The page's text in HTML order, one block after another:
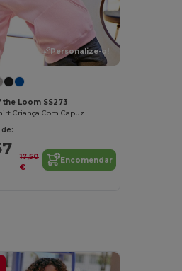
Personalize-o!
the Loom SS273
Criança Com Capuz
17,50
€
Encomendar